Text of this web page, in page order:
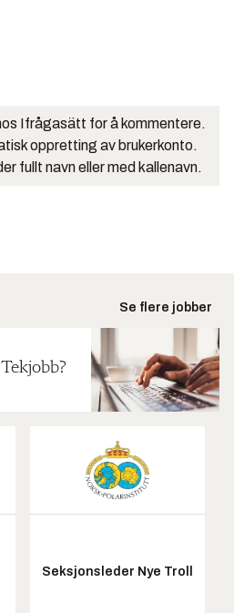
Ifrågasätt for å kommentere.
oppretting av brukerkonto.
fullt navn eller med kallenavn.
Se flere jobber
Seksjonsleder Nye Troll